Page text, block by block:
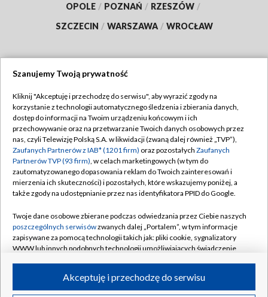
OPOLE / POZNAŃ / RZESZÓW /
SZCZECIN / WARSZAWA / WROCŁAW
TVP
Abonament TVP
Emisja w TVP
Centrum informacji TVP
Naziemna Telewizja Cyfrowa
Rada Programowa
System NOS
Informacje o nadawcy
Program dla prasy
Regulamin TVP
Polityka prywatności
Moje zgody
Pomoc
Kontakt
Kanały
©2026 Telewizja Polska S.A. w likwidacji
Szanujemy Twoją prywatność
Kliknij "Akceptuję i przechodzę do serwisu", aby wyrazić zgody na
korzystanie z technologii automatycznego śledzenia i zbierania danych,
dostęp do informacji na Twoim urządzeniu końcowym i ich
przechowywanie oraz na przetwarzanie Twoich danych osobowych przez
nas, czyli Telewizję Polską S.A. w likwidacji (zwaną dalej również „TVP”),
Zaufanych Partnerów z IAB* (1201 firm) oraz pozostałych Zaufanych
Partnerów TVP (93 firm), w celach marketingowych (w tym do
zautomatyzowanego dopasowania reklam do Twoich zainteresowań i
mierzenia ich skuteczności) i pozostałych, które wskazujemy poniżej, a
także zgody na udostępnianie przez nas identyfikatora PPID do Google.
Twoje dane osobowe zbierane podczas odwiedzania przez Ciebie naszych
poszczególnych serwisówzwanych dalej „Portalem”, w tym informacje
zapisywane za pomocą technologii takich jak: pliki cookie, sygnalizatory
WWW lub innych podobnych technologii umożliwiających świadczenie
ruchu w Internecie.Akceptuję i przechodzę do serwisu